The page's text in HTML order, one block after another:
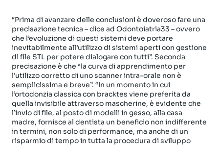
“Prima di avanzare delle conclusioni è doveroso fare una
precisazione tecnica – dice ad Odontoiatria33 – ovvero
che l’evoluzione di questi sistemi deve portare
inevitabilmente all’utilizzo di sistemi aperti con gestione
di file STL per potere dialogare con tutti”. Seconda
precisazione è che “la curva di apprendimento per
l’utilizzo corretto di uno scanner intra-orale non è
semplicissima e breve”. “In un momento in cui
l’ortodonzia classica con bracktes viene preferita da
quella invisibile attraverso mascherine, è evidente che
l’invio di file, al posto di modelli in gesso, alla casa
madre, fornisce al dentista un beneficio non indifferente
in termini, non solo di performance, ma anche di un
risparmio di tempo in tutta la procedura di sviluppo